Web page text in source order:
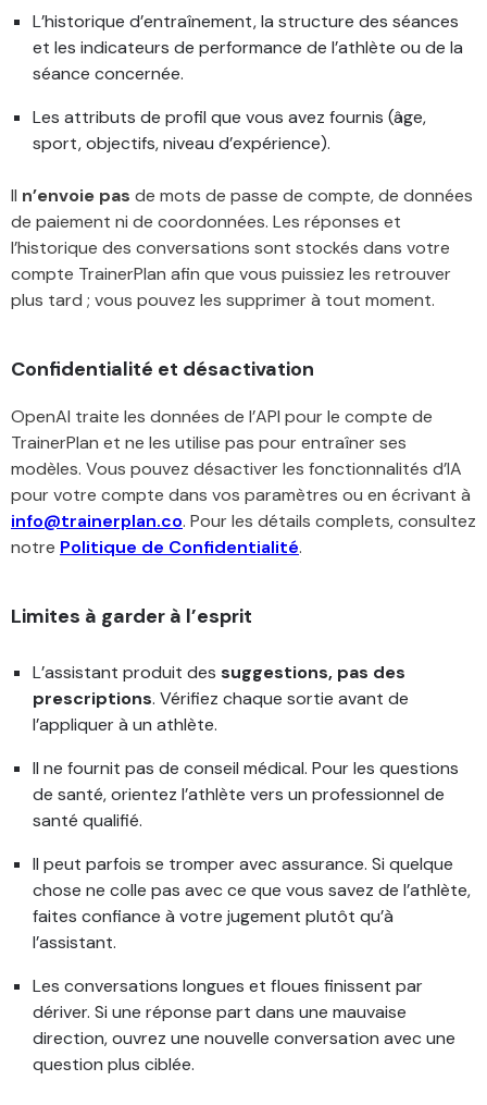
L’historique d’entraînement, la structure des séances
et les indicateurs de performance de l’athlète ou de la
séance concernée.
Les attributs de profil que vous avez fournis (âge,
sport, objectifs, niveau d’expérience).
Il n’envoie pas de mots de passe de compte, de données
de paiement ni de coordonnées. Les réponses et
l’historique des conversations sont stockés dans votre
compte TrainerPlan afin que vous puissiez les retrouver
plus tard ; vous pouvez les supprimer à tout moment.
Confidentialité et désactivation
OpenAI traite les données de l’API pour le compte de
TrainerPlan et ne les utilise pas pour entraîner ses
modèles. Vous pouvez désactiver les fonctionnalités d’IA
pour votre compte dans vos paramètres ou en écrivant à
info@trainerplan.co. Pour les détails complets, consultez
notre Politique de Confidentialité.
Limites à garder à l’esprit
L’assistant produit des suggestions, pas des
prescriptions. Vérifiez chaque sortie avant de
l’appliquer à un athlète.
Il ne fournit pas de conseil médical. Pour les questions
de santé, orientez l’athlète vers un professionnel de
santé qualifié.
Il peut parfois se tromper avec assurance. Si quelque
chose ne colle pas avec ce que vous savez de l’athlète,
faites confiance à votre jugement plutôt qu’à
l’assistant.
Les conversations longues et floues finissent par
dériver. Si une réponse part dans une mauvaise
direction, ouvrez une nouvelle conversation avec une
question plus ciblée.